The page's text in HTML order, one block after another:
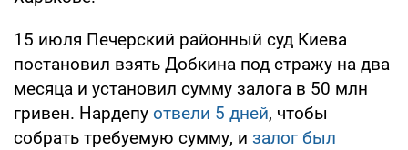
15 июля Печерский районный суд Киева
постановил взять Добкина под стражу на два
месяца и установил сумму залога в 50 млн
гривен. Нардепу отвели 5 дней, чтобы
собрать требуемую сумму, и залог был